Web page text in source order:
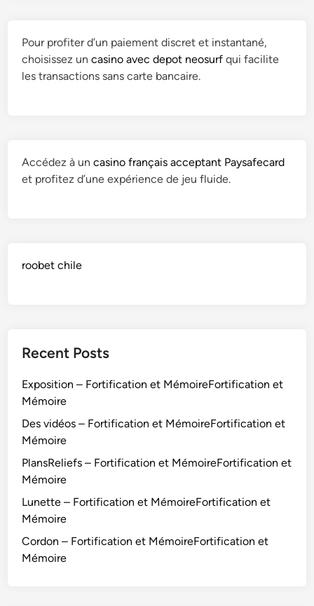
Pour profiter d’un paiement discret et instantané,
choisissez uncasino avec depot neosurf qui facilite
les transactions sans carte bancaire.
Accédez à uncasino français acceptant Paysafecard
et profitez d’une expérience de jeu fluide.
roobet chile
Recent Posts
Exposition – Fortification et MémoireFortification et
Mémoire
Des vidéos – Fortification et MémoireFortification et
Mémoire
PlansReliefs – Fortification et MémoireFortification et
Mémoire
Lunette – Fortification et MémoireFortification et
Mémoire
Cordon – Fortification et MémoireFortification et
Mémoire